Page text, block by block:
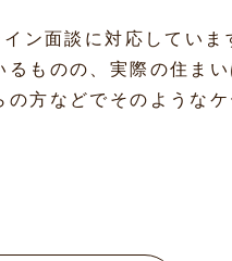
ン面談に対応していま
ものの、実際の住ま
方などでそのような